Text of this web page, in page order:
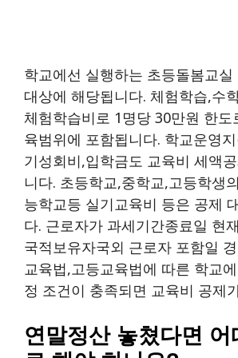
학교에선 실행하는 초등돌봄교실
대상에 해당됩니다. 체험학습,수
체험학습비로 1명당 30만원 한도
육범위에 포함됩니다. 학교운영
기성회비,입학금도 교육비 세액
니다. 초등학교,중학교,고등학생
능학교등 실기교육비 등은 공제
다. 근로자가 과세기간종료일 현
국적보유자국외 근로자 포함일
교육법,고등교육법에 따른 학교
정 조건이 충족되면 교육비 공제
연말정산 놓쳤다면 어